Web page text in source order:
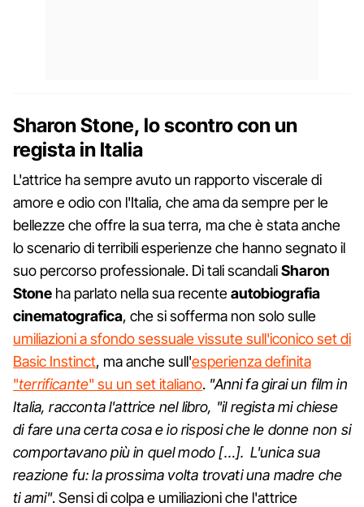
Sharon Stone, lo scontro con un
regista in Italia
L'attrice ha sempre avuto un rapporto viscerale di
amore e odio con l'Italia, che ama da sempre per le
bellezze che offre la sua terra, ma che è stata anche
lo scenario di terribili esperienze che hanno segnato il
suo percorso professionale. Di tali scandaliSharon
Stone ha parlato nella sua recenteautobiografia
cinematografica, che si sofferma non solo sulle
umiliazioni a sfondo sessuale vissute sull'iconico set di
Basic Instinct, ma anche sull'esperienza definita
"terrificante" su un set italiano. "Anni fa girai un film in
Italia, racconta l'attrice nel libro, "il regista mi chiese
di fare una certa cosa e io risposi che le donne non si
comportavano più in quel modo […]. L'unica sua
reazione fu: la prossima volta trovati una madre che
ti ami". Sensi di colpa e umiliazioni che l'attrice